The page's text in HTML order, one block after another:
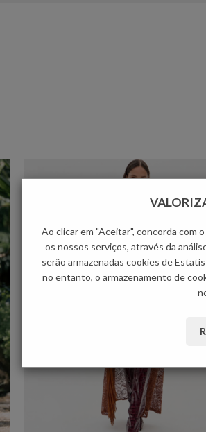
Ao clicar em "Aceitar", concorda com
os nossos serviços, através da
serão armazenadas cookies de
no entanto, o armazenamento de